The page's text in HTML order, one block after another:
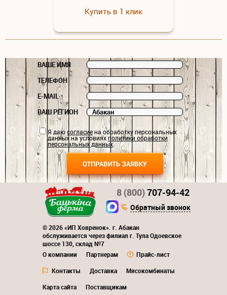
Купить в 1 клик
ВАШЕ ИМЯ
ТЕЛЕФОН
E-MAIL
ВАШ РЕГИОН
Я даюсогласиена обработку персональных
данных на условияхполитики обработки
персональных данных.
© 2026 «ИП Ховренок». г. Абакан
обслуживается через филиал г. Тула Одоевское
шоссе 130, склад №7
О компании
Партнерам
Прайс-лист
Контакты
Доставка
Мясокомбинаты
Карта сайта
Поставщикам
8 (800)707-94-42
Обратный звонок